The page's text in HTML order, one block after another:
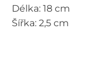
Délka: 18 cm
Šířka: 2,5 cm